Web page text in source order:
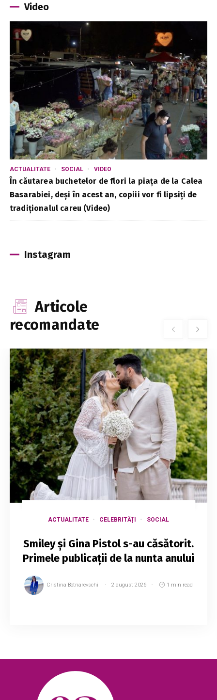
Video
ACTUALITATE SOCIAL VIDEO
În căutarea buchetelor de flori la piața de la Calea
Basarabiei, deși în acest an, copiii vor fi lipsiți de
tradiționalul careu (Video)
Instagram
Articole
recomandate
ACTUALITATE CELEBRITĂȚI SOCIAL
Smiley și Gina Pistol s-au căsătorit.
Primele publicații de la nunta anului
Cristina Botnarevschi 2 august 2026 1 min read